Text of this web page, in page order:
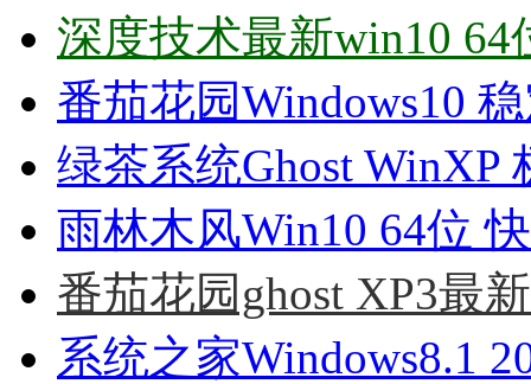
深度技术最新win10 64
番茄花园Windows10
绿茶系统Ghost WinXP
雨林木风Win10 64位
番茄花园ghost XP3最
系统之家Windows8.1